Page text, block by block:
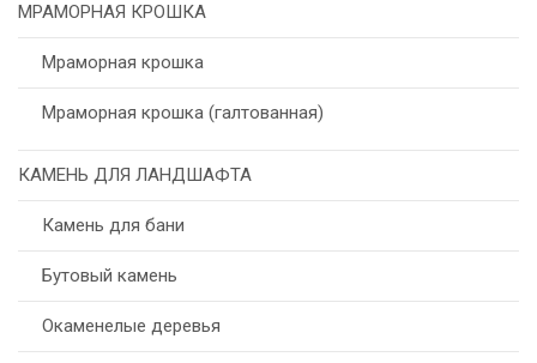
МРАМОРНАЯ КРОШКА
Мраморная крошка
Мраморная крошка (галтованная)
КАМЕНЬ ДЛЯ ЛАНДШАФТА
Камень для бани
Бутовый камень
Окаменелые деревья